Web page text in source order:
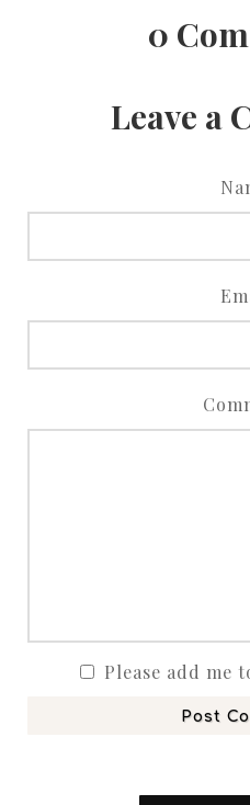
0
Leave a
Please add me
Post